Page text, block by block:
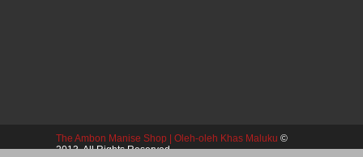
The Ambon Manise Shop | Oleh-oleh Khas Maluku ©
2013. All Rights Reserved.